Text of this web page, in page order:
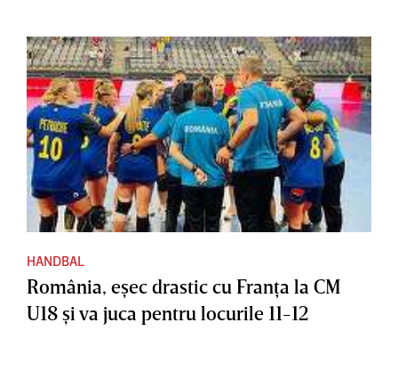
HANDBAL
România, eşec drastic cu Franţa la CM
U18 şi va juca pentru locurile 11-12